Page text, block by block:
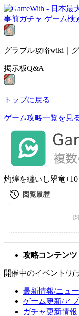
事前ガチャ ゲーム検
グラブル攻略wiki｜
掲示板Q&A
トップに戻る
ゲーム攻略一覧を見
灼煌を纏いし翠竜
攻略コンテンツ
開催中のイベント/ガ
最新情報/ニュ
ゲーム更新/ア
ガチャ更新情報